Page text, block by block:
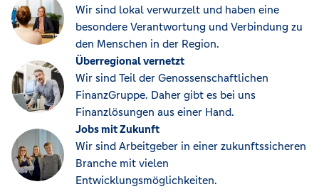
Wir sind lokal verwurzelt und haben eine
besondere Verantwortung und Verbindung zu
den Menschen in der Region.
Überregional vernetzt
Wir sind Teil der Genossenschaftlichen
FinanzGruppe. Daher gibt es bei uns
Finanzlösungen aus einer Hand.
Jobs mit Zukunft
Wir sind Arbeitgeber in einer zukunftssicheren
Branche mit vielen
Entwicklungsmöglichkeiten.